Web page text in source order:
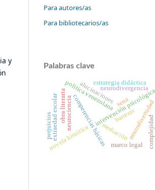
y
Para autores/as
Para bibliotecarios/as
Palabras clave
intervención psicológica
política venezolananeurodivergencia
neurodiversidad
competencias básicas
neurociencia
mediación
estrategia didáctica
novela histórica
obra literaria
complejidad
sena
alucinaciones
marco legal
extraedad escolar barreras
perjuicios